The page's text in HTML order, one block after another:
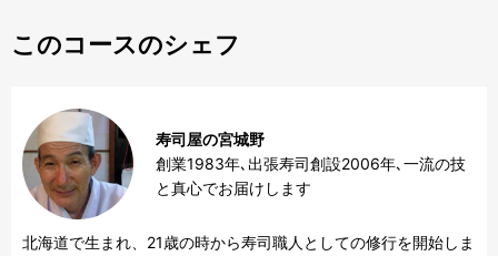
このコースのシェフ
寿司屋の宮城野
創業1983年､出張寿司創設2006年､一流の技
と真心でお届けします
北海道で生まれ、21歳の時から寿司職人としての修行を開始しま